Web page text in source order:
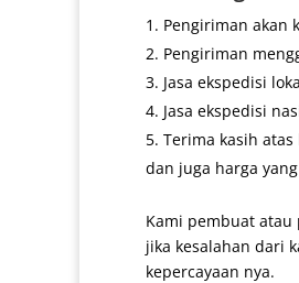
Pengiriman akan
Pengiriman
Jasa ekspedisi
Jasa ekspedisi
Terima kasih
dan juga harga
Kami pembuat
jika kesalahan dari
kepercayaan nya.